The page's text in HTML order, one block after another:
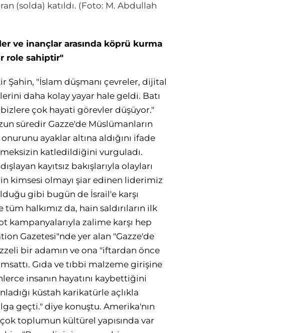
(solda) katıldı. (Foto: M. Abdullah
ve inançlar arasında köprü kurma
role sahiptir"
Şahin, "İslam düşmanı çevreler, dijital
daha kolay yayar hale geldi. Batı
bizlere çok hayati görevler düşüyor."
süredir Gazze'de Müslümanların
ayaklar altına aldığını ifade
katledildiğini vurguladı.
kayıtsız bakışlarıyla olayları
kimsesi olmayı şiar edinen liderimiz
gibi bugün de İsrail'e karşı
halkımız da, hain saldırıların ilk
kampanyalarıyla zalime karşı hep
Gazetesi"nde yer alan "Gazze'de
bir adamın ve ona "iftardan önce
Gıda ve tıbbi malzeme girişine
insanın hayatını kaybettiğini
küstah karikatürle açlıkla
geçti." diye konuştu. Amerika'nın
toplumun kültürel yapısında var